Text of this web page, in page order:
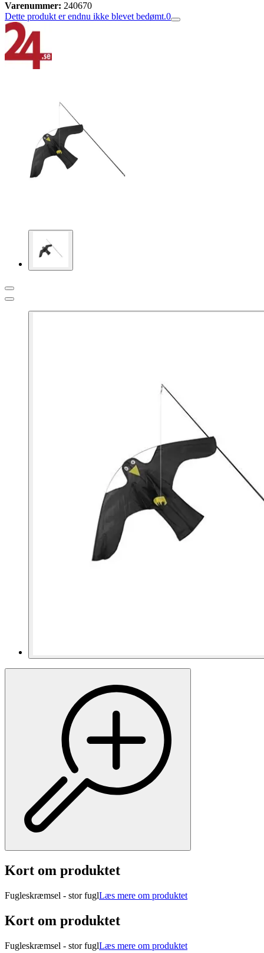
Varenummer: 240670
Dette produkt er endnu ikke blevet bedømt.0
Kort om produktet
Fugleskræmsel - stor fuglLæs mere om produktet
Kort om produktet
Fugleskræmsel - stor fuglLæs mere om produktet